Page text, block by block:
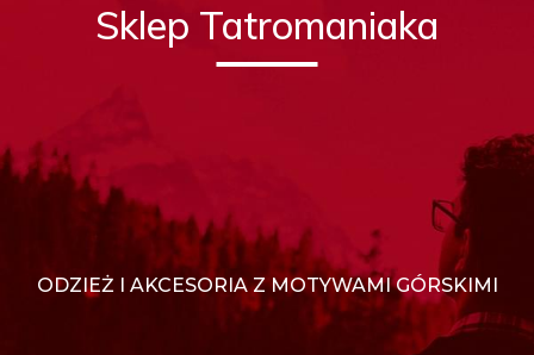
Sklep Tatromaniaka
ODZIEŻ I AKCESORIA Z MOTYWAMI GÓRSKIMI